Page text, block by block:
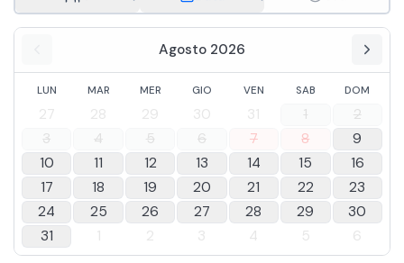
Agosto 2026
LUN MAR MER GIO VEN SAB DOM
27 28 29 30 31 1
2
3
4 5 6 7 8
9
10
11 12 13 14 15
16
17
18 19 20 21 22
23
24
25 26 27 28 29
30
31
1 2 3 4 5 6